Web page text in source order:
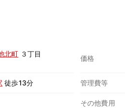
北町 ３丁目
価格
徒歩13分 管理費等
その他費用